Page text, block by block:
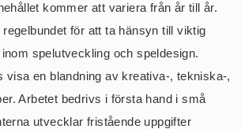
kommer att variera från år till år.
för att ta hänsyn till viktig
spelutveckling och speldesign.
visa en blandning av kreativa-, tekniska-,
Arbetet bedrivs i första hand i små
utvecklar fristående uppgifter